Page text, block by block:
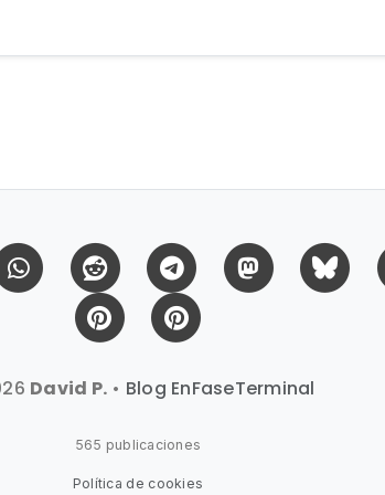
WhatsappReddit Telegram Mastodon
Pinterest
David P. • Blog EnFaseTerminal
565 publicaciones
Política de cookies